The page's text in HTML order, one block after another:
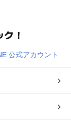
！